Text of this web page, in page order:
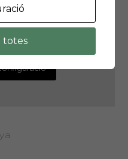
t'estigui impedint
probable és que tinguis
totes